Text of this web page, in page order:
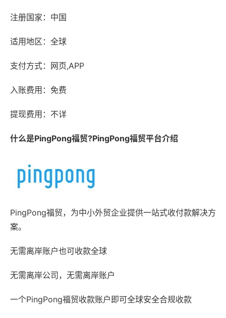
注册国家：中国
适用地区：全球
支付方式：网页,APP
入账费用：免费
提现费用：不详
什么是PingPong福贸?PingPong福贸平台介绍
PingPong福贸，为中小外贸企业提供一站式收付款解决方
案。
无需离岸账户也可收款全球
无需离岸公司，无需离岸账户
一个PingPong福贸收款账户即可全球安全合规收款